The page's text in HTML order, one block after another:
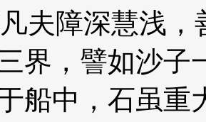
夫障深慧浅，
界，譬如沙子
船中，石虽重